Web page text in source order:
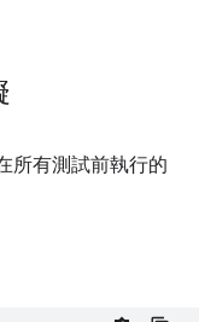
所有測試前執行的